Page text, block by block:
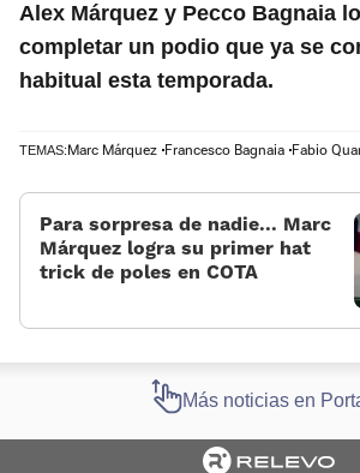
Alex Márquez y Pecco Bagnaia
completar un podio que ya se
habitual esta temporada.
TEMAS:Marc Márquez Francesco Bagnaia Fabio
Para sorpresa de nadie... Marc
Márquez logra su primer hat
trick de poles en COTA
Más noticias en